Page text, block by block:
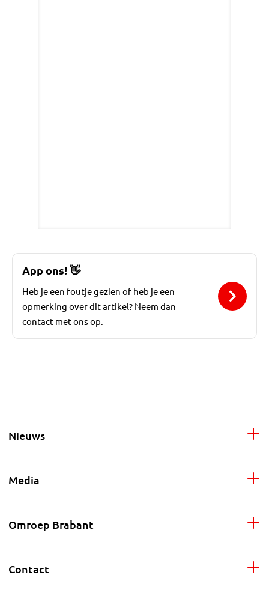
App ons!👋
Heb je een foutje gezien of heb je een
opmerking over dit artikel? Neem dan
contact met ons op.
Nieuws
Media
Omroep Brabant
Contact